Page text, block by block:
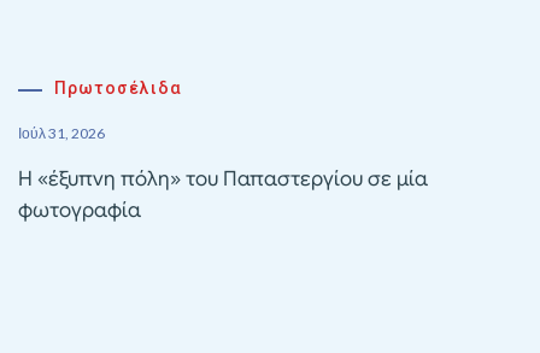
Πρωτοσέλιδα
Ιούλ 31, 2026
Η «έξυπνη πόλη» του Παπαστεργίου σε μία
φωτογραφία